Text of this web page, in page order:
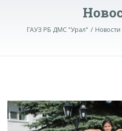
ГАУЗ РБ ДМС "Урал" Новости